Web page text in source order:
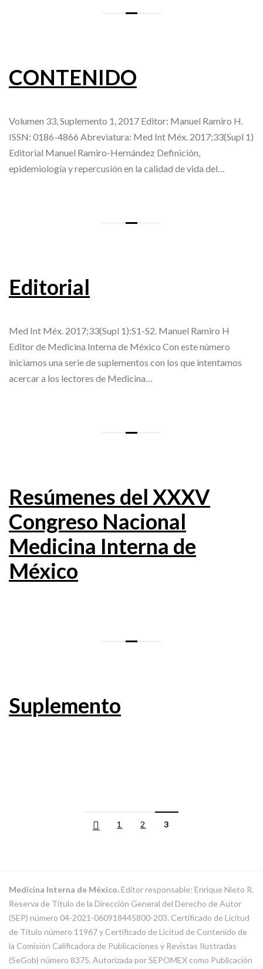
CONTENIDO
Volumen 33, Suplemento 1, 2017 Editor: Manuel Ramiro H.
ISSN: 0186-4866 Abreviatura: Med Int Méx. 2017;33(Supl 1)
Editorial Manuel Ramiro-Hernández Definición,
epidemiología y repercusión en la calidad de vida del…
Editorial
Med Int Méx. 2017;33(Supl 1):S1-S2. Manuel Ramiro H
Editor de Medicina Interna de México Con este número
iniciamos una serie de suplementos con los que intentamos
acercar a los lectores de Medicina…
Resúmenes del XXXV
Congreso Nacional
Medicina Interna de
México
Suplemento
1 2 3
Medicina Interna de México.Editor responsable: Enrique Nieto R.
Reserva de Título de la Dirección General del Derecho de Autor
(SEP) número 04-2021-060918445800-203. Certificado de Licitud
de Título número 11967 y Certificado de Licitud de Contenido de
la Comisión Calificadora de Publicaciones y Revistas Ilustradas
(SeGob) número 8375. Autorizada por SEPOMEX como Publicación